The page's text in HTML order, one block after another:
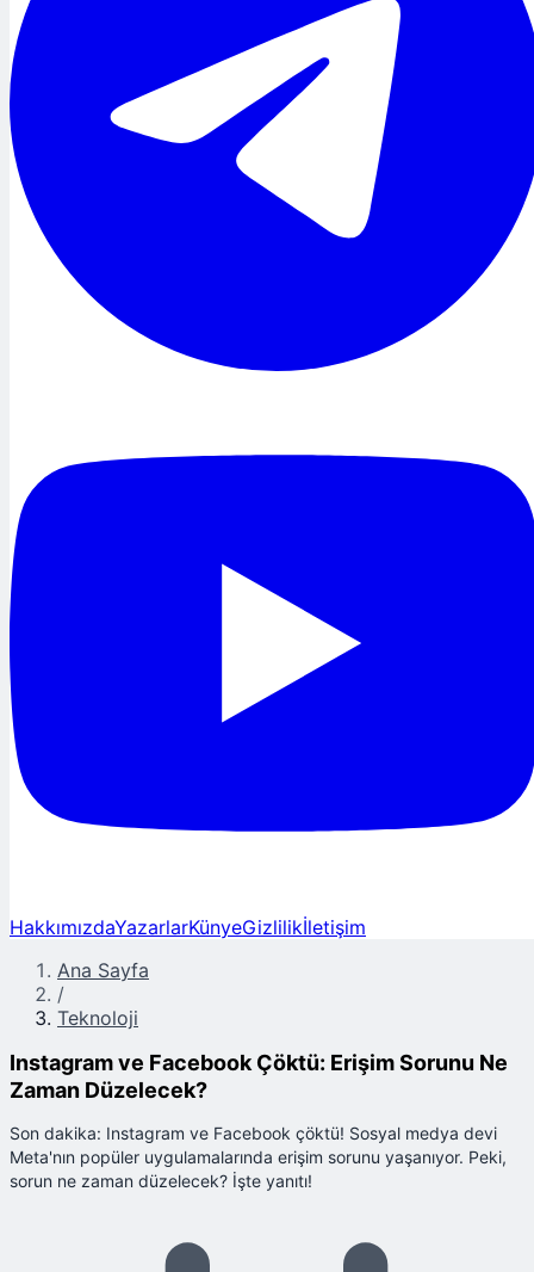
HakkımızdaYazarlarKünyeGizlilikİletişim
Ana Sayfa
/
Teknoloji
Instagram ve Facebook Çöktü: Erişim Sorunu Ne
Zaman Düzelecek?
Son dakika: Instagram ve Facebook çöktü! Sosyal medya devi
Meta'nın popüler uygulamalarında erişim sorunu yaşanıyor. Peki,
sorun ne zaman düzelecek? İşte yanıtı!